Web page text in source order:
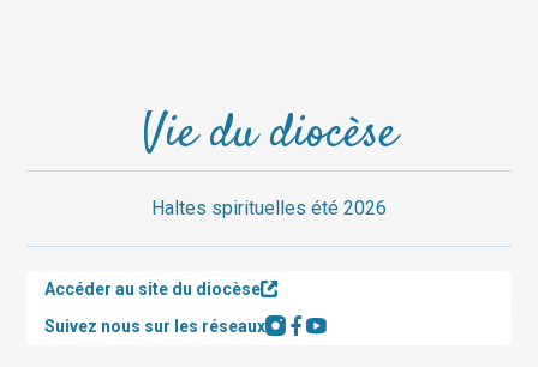
Vie du diocèse
Haltes spirituelles été 2026
Accéder au site du diocèse
Suivez nous sur les réseaux